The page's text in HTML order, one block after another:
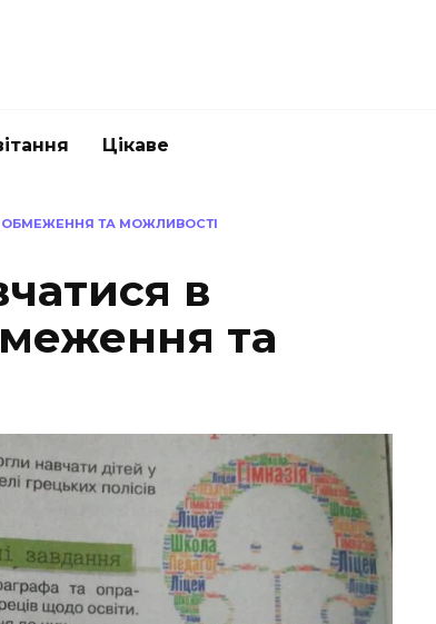
Цікаве
ОБМЕЖЕННЯ ТА МОЖЛИВОСТІ
в
та